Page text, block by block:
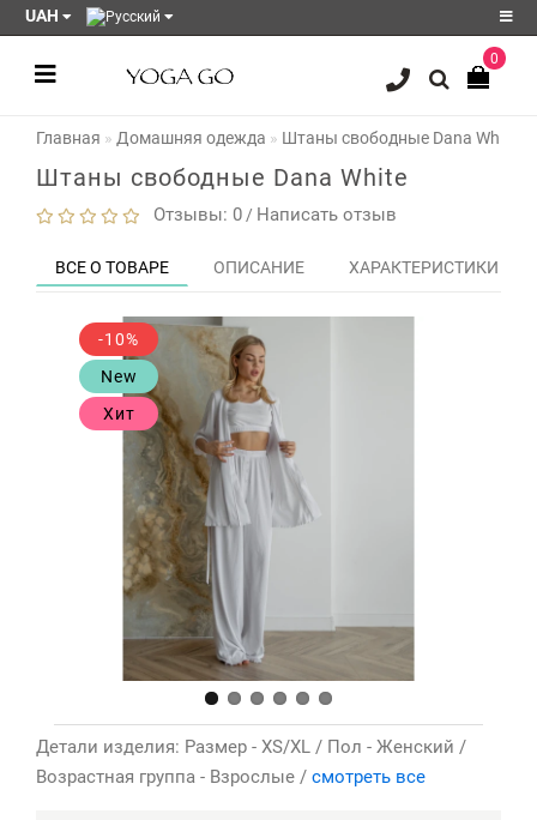
UAH
Регистрация
Авторизация
Мои
0
Главная Домашняя одежда Штаны свободные Dana White
Штаны свободные Dana White
Отзывы: 0 / Написать отзыв
ВСЕ О ТОВАРЕ ОПИСАНИЕ ХАРАКТЕРИСТИКИ
-10%
New
Хит
Детали изделия: Размер - XS/XL / Пол - Женский /
Возрастная группа - Взрослые / смотреть все